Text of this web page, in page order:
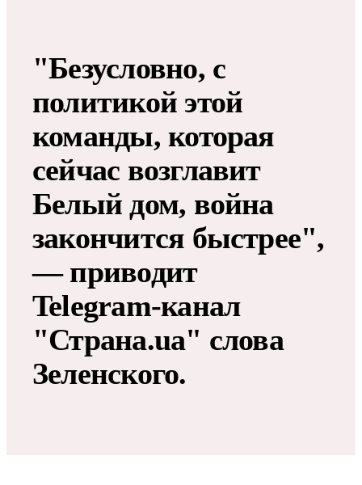
"Безусловно, с
политикой этой
команды, которая
сейчас возглавит
Белый дом, война
закончится быстрее",
— приводит
Telegram-канал
"Страна.ua" слова
Зеленского.